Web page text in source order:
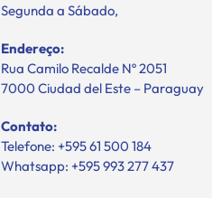
Segunda a Sábado,
Endereço:
Rua Camilo Recalde Nº 2051
7000 Ciudad del Este – Paraguay
Contato:
Telefone: +595 61 500 184
Whatsapp: +595 993 277 437